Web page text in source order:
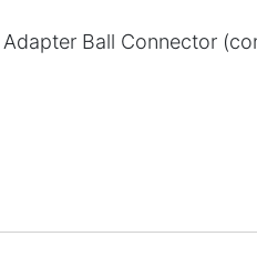
Adapter Ball Connector